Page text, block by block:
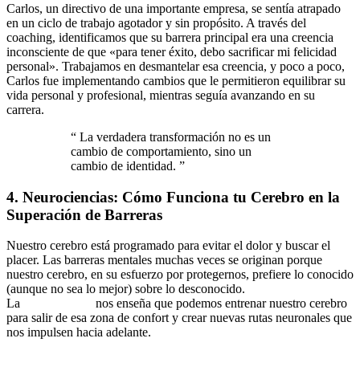
Carlos, un directivo de una importante empresa, se sentía atrapado
en un ciclo de trabajo agotador y sin propósito. A través del
coaching, identificamos que su barrera principal era una creencia
inconsciente de que «para tener éxito, debo sacrificar mi felicidad
personal». Trabajamos en desmantelar esa creencia, y poco a poco,
Carlos fue implementando cambios que le permitieron equilibrar su
vida personal y profesional, mientras seguía avanzando en su
carrera.
“ La verdadera transformación no es un
cambio de comportamiento, sino un
cambio de identidad. ”
4. Neurociencias: Cómo Funciona tu Cerebro en la
Superación de Barreras
Nuestro cerebro está programado para evitar el dolor y buscar el
placer. Las barreras mentales muchas veces se originan porque
nuestro cerebro, en su esfuerzo por protegernos, prefiere lo conocido
(aunque no sea lo mejor) sobre lo desconocido.
La
nos enseña que podemos entrenar nuestro cerebro
para salir de esa zona de confort y crear nuevas rutas neuronales que
nos impulsen hacia adelante.